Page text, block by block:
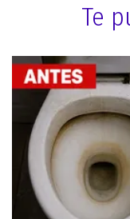
Te